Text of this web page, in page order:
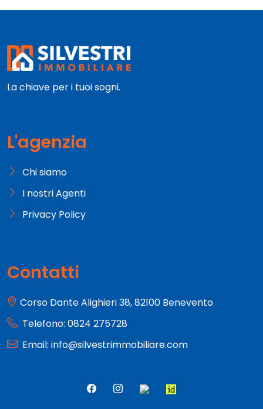
La chiave per i tuoi sogni.
L'agenzia
Chi siamo
I nostri Agenti
Privacy Policy
Contatti
Corso Dante Alighieri 38, 82100 Benevento
Telefono: 0824 275728
Email: info@silvestrimmobiliare.com